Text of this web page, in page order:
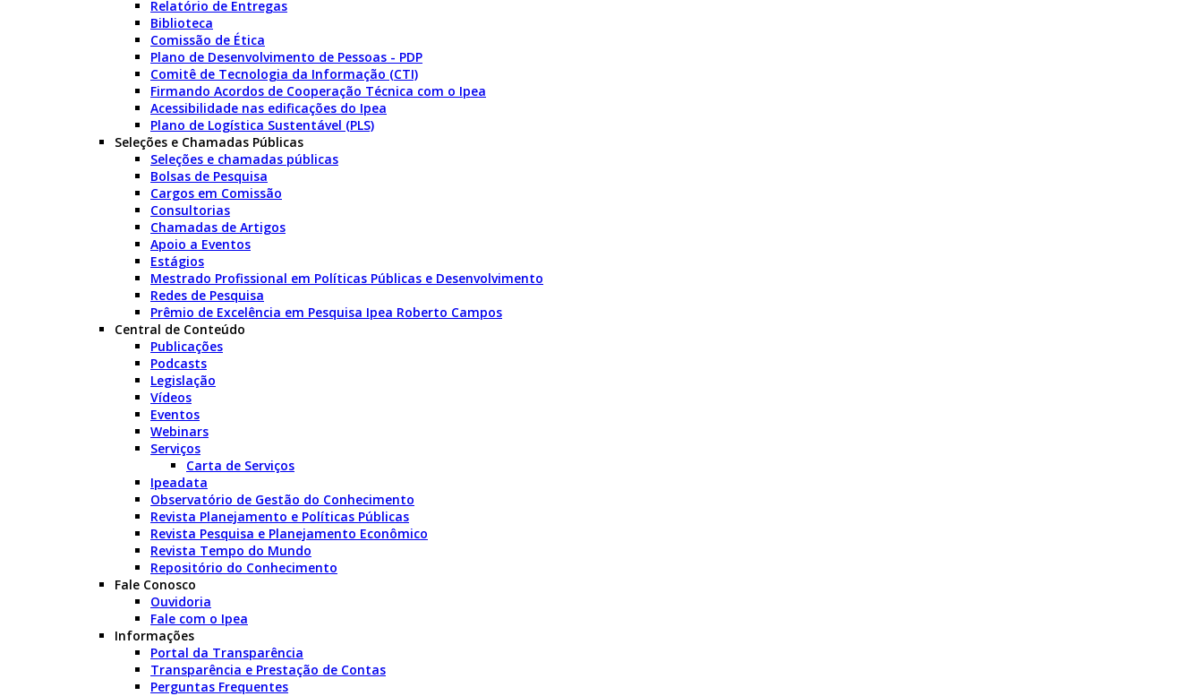
Relatório de Entregas
Biblioteca
Comissão de Ética
Plano de Desenvolvimento de Pessoas - PDP
Comitê de Tecnologia da Informação (CTI)
Firmando Acordos de Cooperação Técnica com o Ipea
Acessibilidade nas edificações do Ipea
Plano de Logística Sustentável (PLS)
Seleções e Chamadas Públicas
Seleções e chamadas públicas
Bolsas de Pesquisa
Cargos em Comissão
Consultorias
Chamadas de Artigos
Apoio a Eventos
Estágios
Mestrado Profissional em Políticas Públicas e Desenvolvimento
Redes de Pesquisa
Prêmio de Excelência em Pesquisa Ipea Roberto Campos
Central de Conteúdo
Publicações
Podcasts
Legislação
Vídeos
Eventos
Webinars
Serviços
Carta de Serviços
Ipeadata
Observatório de Gestão do Conhecimento
Revista Planejamento e Políticas Públicas
Revista Pesquisa e Planejamento Econômico
Revista Tempo do Mundo
Repositório do Conhecimento
Fale Conosco
Ouvidoria
Fale com o Ipea
Informações
Portal da Transparência
Transparência e Prestação de Contas
Perguntas Frequentes